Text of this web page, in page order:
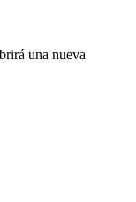
una nueva